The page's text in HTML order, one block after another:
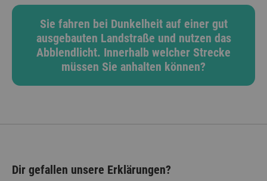
Sie fahren bei Dunkelheit auf einer gut
ausgebauten Landstraße und nutzen das
Abblendlicht. Innerhalb welcher Strecke
müssen Sie anhalten können?
Dir gefallen unsere Erklärungen?